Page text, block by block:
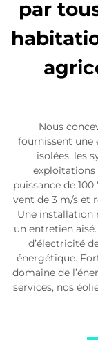
par
Nous
fournissent une
isolées, les
exploitations
puissance de
vent de 3 m/s et
Une installation
un entretien
d’électricité
énergétique.
domaine de
services, nos